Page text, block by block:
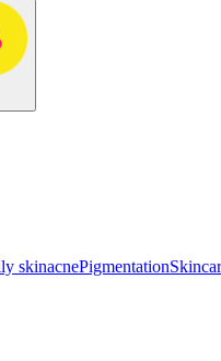
skinacnePigmentation